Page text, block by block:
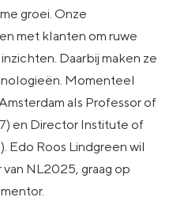
groei. Onze
met klanten om ruwe
Daarbij maken ze
Momenteel
als Professor of
en Director Institute of
Edo Roos Lindgreen wil
van NL2025, graag op